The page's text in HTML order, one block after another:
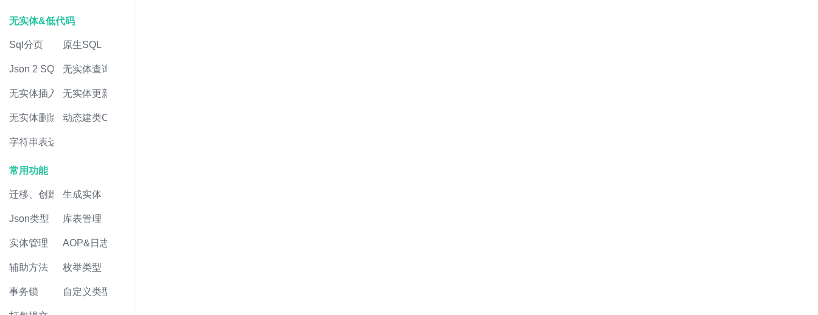
无实体&低代码
Sql分页 原生SQL
Json 2 SQL 无实体查询
无实体插入 无实体更新
无实体删除 动态建类CRUD
字符串表达式
常用功能
迁移、创建表生成实体
Json类型 库表管理
实体管理 AOP&日志
辅助方法 枚举类型
事务锁 自定义类型